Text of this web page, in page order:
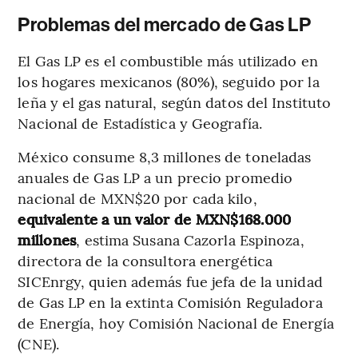
Problemas del mercado de Gas LP
El Gas LP es el combustible más utilizado en
los hogares mexicanos (80%), seguido por la
leña y el gas natural, según datos del Instituto
Nacional de Estadística y Geografía.
México consume 8,3 millones de toneladas
anuales de Gas LP a un precio promedio
nacional de MXN$20 por cada kilo,
equivalente a un valor de MXN$168.000
millones, estima Susana Cazorla Espinoza,
directora de la consultora energética
SICEnrgy, quien además fue jefa de la unidad
de Gas LP en la extinta Comisión Reguladora
de Energía, hoy Comisión Nacional de Energía
(CNE).